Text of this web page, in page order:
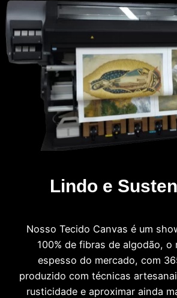
Lindo e
Nosso Tecido Canvas é um
100% de fibras de algodão, o
espesso do mercado, com
produzido com técnicas
rusticidade e aproximar ainda